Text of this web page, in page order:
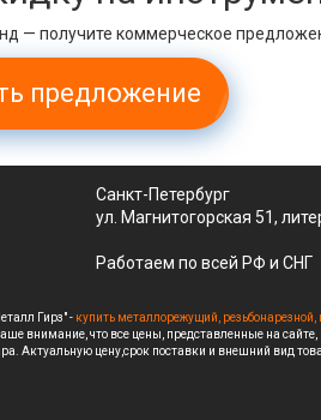
— получите коммерческое
предложение
Санкт-Петербург
ул. Магнитогорская 51,
Работаем по всей РФ и СНГ
Гирз" - купить металлорежущий,
внимание, что все цены, представленные на
Актуальную цену,срок поставки и внешний вид